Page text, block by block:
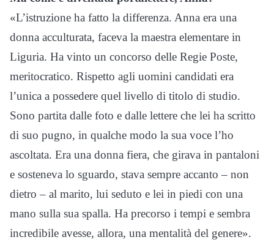
«L’istruzione ha fatto la differenza. Anna era una
donna acculturata, faceva la maestra elementare in
Liguria. Ha vinto un concorso delle Regie Poste,
meritocratico. Rispetto agli uomini candidati era
l’unica a possedere quel livello di titolo di studio.
Sono partita dalle foto e dalle lettere che lei ha scritto
di suo pugno, in qualche modo la sua voce l’ho
ascoltata. Era una donna fiera, che girava in pantaloni
e sosteneva lo sguardo, stava sempre accanto – non
dietro – al marito, lui seduto e lei in piedi con una
mano sulla sua spalla. Ha precorso i tempi e sembra
incredibile avesse, allora, una mentalità del genere».